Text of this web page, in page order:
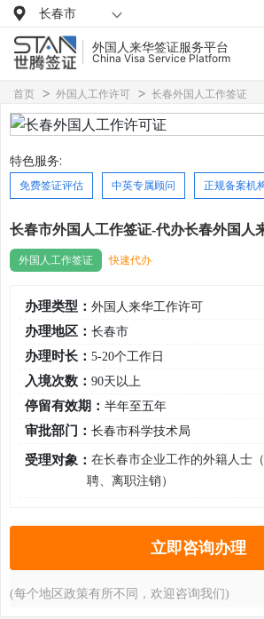
长春市
外国人来华签证服务平台
China Visa Service Platform
首页 外国人工作许可 长春外国人工作签证
特色服务:
免费签证评估 中英专属顾问 正规备案机
长春市外国人工作签证-代办长春外国人
外国人工作签证 快速代办
办理类型： 外国人来华工作许可
办理地区： 长春市
办理时长： 5-20个工作日
入境次数： 90天以上
停留有效期： 半年至五年
审批部门： 长春市科学技术局
受理对象： 在长春市企业工作的外籍人士
聘、离职注销）
立即咨询办理
(每个地区政策有所不同，欢迎咨询我们)